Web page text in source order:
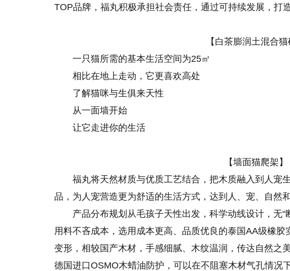
TOP品牌，福丸积极承担社会责任，通过可持续发展，打
【白茶膨润土混合猫
一只猫所需的基本生活空间为25㎡
相比在地上走动，它更喜欢高处
了解猫咪与生俱来天性
从一面墙开始
让它走进你的生活
【墙面猫爬架】
福丸将天然材质与优质工艺结合，把木质融入到人宠
品，为人宠营造更为舒适的生活方式，达到人、宠、自然
产品分布规划从毛孩子天性出发，科学动线设计，无“
用料不吝成本，选用成本更高、品质优良的泰国AA级橡胶
变形，相较国产木材，手感细腻、木纹温润，传达自然之
德国进口OSMO木蜡油防护，可以在不阻塞木材气孔情况